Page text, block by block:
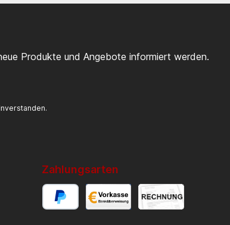
Produkte und Angebote informiert werden.
Zahlungsarten